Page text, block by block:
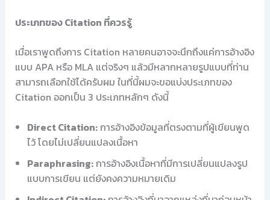
ประเภทของ Citation ที่ควรรู้
เมื่อเราพูดถึงการ Citation หลายคนอาจจะนึกถึงแค่การอ้างอิง
แบบ APA หรือ MLA แต่จริงๆ แล้วมีหลากหลายรูปแบบที่ท่าน
สามารถเลือกใช้ได้ครับผม ในที่นี้ผมจะขอแบ่งประเภทของ
Citation ออกเป็น 3 ประเภทหลักๆ ดังนี้
Direct Citation:การอ้างอิงข้อมูลที่ตรงตามที่ผู้เขียนพูด
ไว้ โดยไม่เปลี่ยนแปลงเนื้อหา
Paraphrasing:การอ้างอิงเนื้อหาที่มีการเปลี่ยนแปลงรูป
แบบการเขียน แต่ยังคงความหมายเดิม